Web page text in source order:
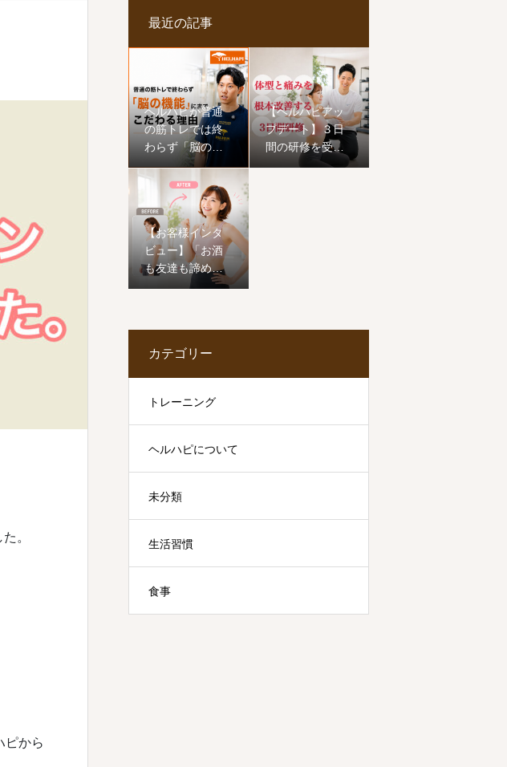
。
ピから
最近の記事
ヘルハピが普通
の筋トレでは終
わらず「脳の機
能」にまでこだ
わる理由
【ヘルハピアッ
プデート】３日
間の研修を受け
てきました。
【お客様インタ
ビュー】「お酒
も友達も諦めな
い！」50歳から
まで前向きに生
ー
カテゴリー
トレーニング
ヘルハピについて
未分類
生活習慣
食事